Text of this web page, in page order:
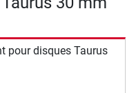
pour disques Taurus